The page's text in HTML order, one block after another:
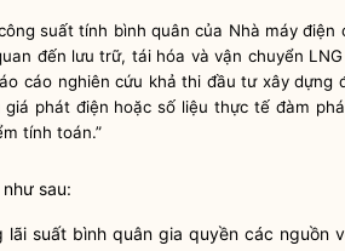
suất tính bình quân của Nhà máy điện
đến lưu trữ, tái hóa và vận chuyển
cáo nghiên cứu khả thi đầu tư xây dựng
phát điện hoặc số liệu thực tế đàm
tính toán.”
như sau:
lãi suất bình quân gia quyền các nguồn